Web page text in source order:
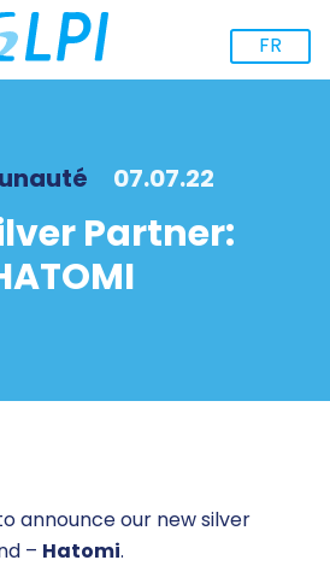
FR
07.07.22
Partner:
announce our new silver
– Hatomi.